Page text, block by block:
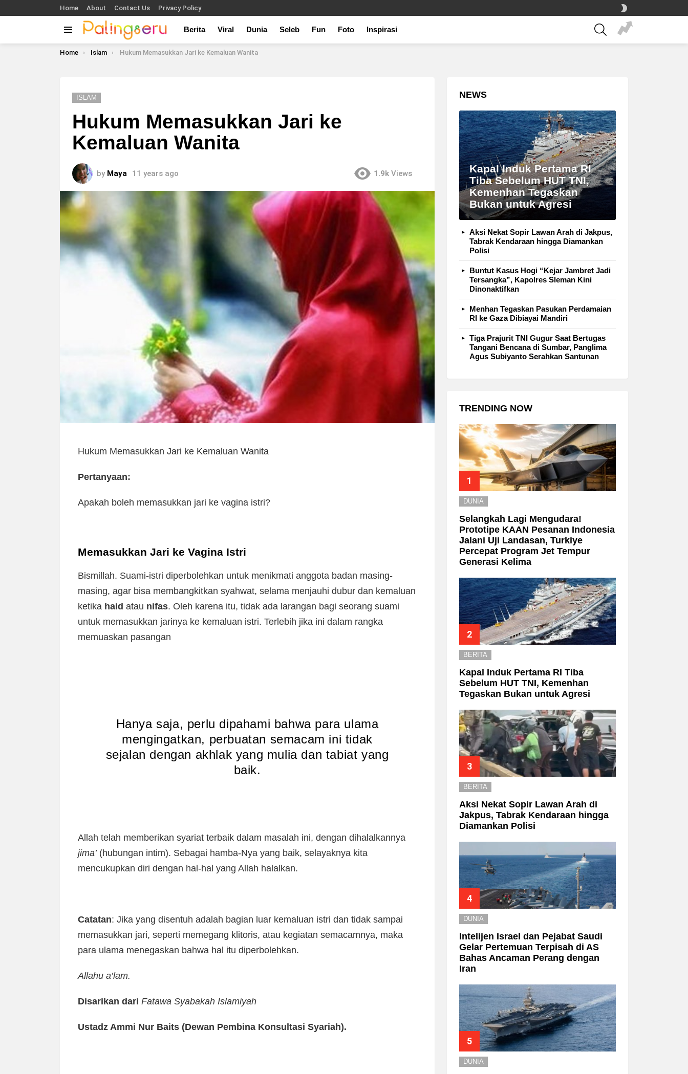
Home About Contact Us Privacy Policy
SKIN
Berita Viral Dunia Seleb Fun Foto Inspirasi
SEARCH
You are here:
Home Islam Hukum Memasukkan Jari ke Kemaluan Wanita
ISLAM
Hukum Memasukkan Jari ke
Kemaluan Wanita
by Maya 11 years ago 1.9k Views
Hukum Memasukkan Jari ke Kemaluan Wanita
Pertanyaan:
Apakah boleh memasukkan jari ke vagina istri?
Memasukkan Jari ke Vagina Istri
Bismillah. Suami-istri diperbolehkan untuk menikmati anggota badan masing-
masing, agar bisa membangkitkan syahwat, selama menjauhi dubur dan kemaluan
ketika haid atau nifas. Oleh karena itu, tidak ada larangan bagi seorang suami
untuk memasukkan jarinya ke kemaluan istri. Terlebih jika ini dalam rangka
memuaskan pasangan
Hanya saja, perlu dipahami bahwa para ulama
mengingatkan, perbuatan semacam ini tidak
sejalan dengan akhlak yang mulia dan tabiat yang
baik.
Allah telah memberikan syariat terbaik dalam masalah ini, dengan dihalalkannya
jima’(hubungan intim). Sebagai hamba-Nya yang baik, selayaknya kita
mencukupkan diri dengan hal-hal yang Allah halalkan.
Catatan: Jika yang disentuh adalah bagian luar kemaluan istri dan tidak sampai
memasukkan jari, seperti memegang klitoris, atau kegiatan semacamnya, maka
para ulama menegaskan bahwa hal itu diperbolehkan.
Allahu a’lam.
Disarikan dari Fatawa Syabakah Islamiyah
Ustadz Ammi Nur Baits (Dewan Pembina Konsultasi Syariah).
NEWS
Kapal Induk Pertama RI
Tiba Sebelum HUT TNI,
Kemenhan Tegaskan
Bukan untuk Agresi
Aksi Nekat Sopir Lawan Arah di Jakpus,
Tabrak Kendaraan hingga Diamankan
Polisi
Buntut Kasus Hogi “Kejar Jambret Jadi
Tersangka”, Kapolres Sleman Kini
Dinonaktifkan
Menhan Tegaskan Pasukan Perdamaian
RI ke Gaza Dibiayai Mandiri
Tiga Prajurit TNI Gugur Saat Bertugas
Tangani Bencana di Sumbar, Panglima
Agus Subiyanto Serahkan Santunan
TRENDING NOW
DUNIA
Selangkah Lagi Mengudara!
Prototipe KAAN Pesanan Indonesia
Jalani Uji Landasan, Turkiye
Percepat Program Jet Tempur
Generasi Kelima
BERITA
Kapal Induk Pertama RI Tiba
Sebelum HUT TNI, Kemenhan
Tegaskan Bukan untuk Agresi
BERITA
Aksi Nekat Sopir Lawan Arah di
Jakpus, Tabrak Kendaraan hingga
Diamankan Polisi
DUNIA
Intelijen Israel dan Pejabat Saudi
Gelar Pertemuan Terpisah di AS
Bahas Ancaman Perang dengan
Iran
DUNIA